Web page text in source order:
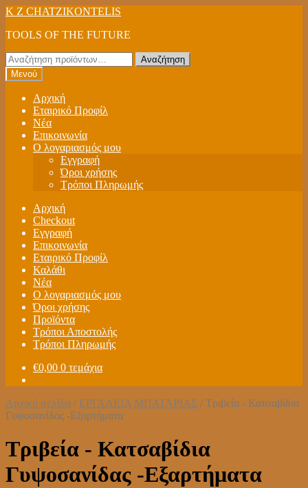
Απευθείας
στην
Μετάβαση
περιεχόμενο
K Z CHATZIKONTELIS
TOOLS OF THE FUTURE
Αναζήτηση
για:
Αναζήτηση
Μενού
Αρχική
Εταιρικό Προφίλ
Νέα
Επικοινωνία
Ο λογαριασμός μου
Εγγραφή
Όροι χρήσης
Τρόποι Πληρωμής
Αρχική
Checkout
Εγγραφή
Επικοινωνία
Εταιρικό Προφίλ
Καλάθι
Νέα
Ο λογαριασμός μου
Όροι χρήσης
Προϊόντα
Τρόποι Αποστολής
Τρόποι Πληρωμής
€0,00 0 τεμάχια
Αρχική σελίδα / ΕΡΓΑΛΕΙΑ ΜΠΑΤΑΡΙΑΣ / Τριβεία - Κατσαβίδια
Γυψοσανίδας -Εξαρτήματα
Τριβεία - Κατσαβίδια
Γυψοσανίδας -Εξαρτήματα